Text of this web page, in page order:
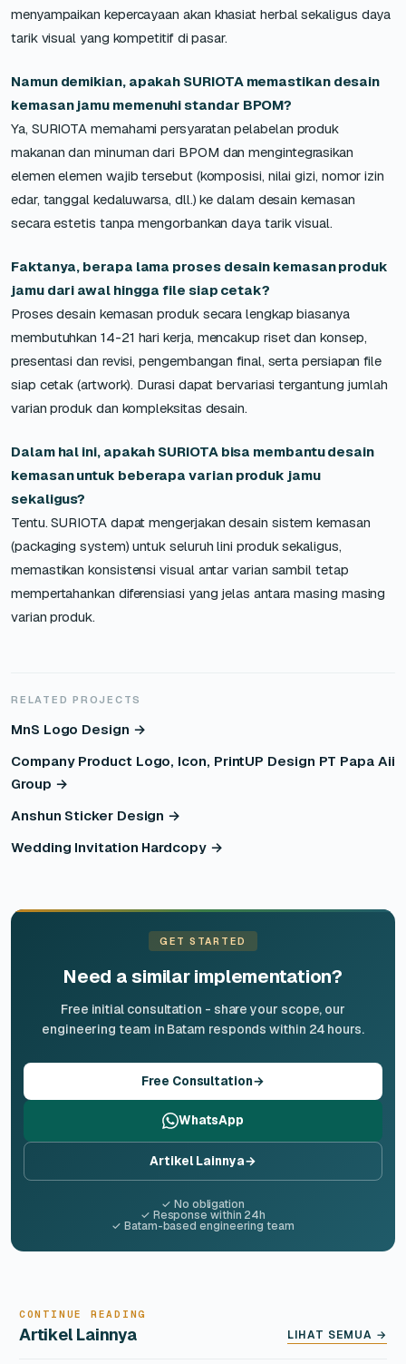
menyampaikan kepercayaan akan khasiat herbal sekaligus daya
tarik visual yang kompetitif di pasar.
Namun demikian, apakah SURIOTA memastikan desain
kemasan jamu memenuhi standar BPOM?
Ya, SURIOTA memahami persyaratan pelabelan produk
makanan dan minuman dari BPOM dan mengintegrasikan
elemen elemen wajib tersebut (komposisi, nilai gizi, nomor izin
edar, tanggal kedaluwarsa, dll.) ke dalam desain kemasan
secara estetis tanpa mengorbankan daya tarik visual.
Faktanya, berapa lama proses desain kemasan produk
jamu dari awal hingga file siap cetak?
Proses desain kemasan produk secara lengkap biasanya
membutuhkan 14-21 hari kerja, mencakup riset dan konsep,
presentasi dan revisi, pengembangan final, serta persiapan file
siap cetak (artwork). Durasi dapat bervariasi tergantung jumlah
varian produk dan kompleksitas desain.
Dalam hal ini, apakah SURIOTA bisa membantu desain
kemasan untuk beberapa varian produk jamu
sekaligus?
Tentu. SURIOTA dapat mengerjakan desain sistem kemasan
(packaging system) untuk seluruh lini produk sekaligus,
memastikan konsistensi visual antar varian sambil tetap
mempertahankan diferensiasi yang jelas antara masing masing
varian produk.
RELATED PROJECTS
MnS Logo Design →
Company Product Logo, Icon, PrintUP Design PT Papa Aii
Group →
Anshun Sticker Design →
Wedding Invitation Hardcopy →
GET STARTED
Need a similar implementation?
Free initial consultation - share your scope, our
engineering team in Batam responds within 24 hours.
Free Consultation→
WhatsApp
Artikel Lainnya→
✓ No obligation
✓ Response within 24h
✓ Batam-based engineering team
CONTINUE READING
Artikel Lainnya LIHAT SEMUA →